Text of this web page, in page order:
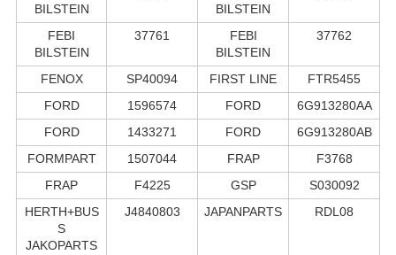
BILSTEIN
BILSTEIN
FEBI
BILSTEIN
37761
FEBI
BILSTEIN
37762
FENOX SP40094 FIRST LINE
FTR5455
FORD
1596574 FORD
6G913280AA
FORD
1433271 FORD
6G913280AB
FORMPART
1507044 FRAP
F3768
FRAP
F4225 GSP
S030092
HERTH+BUS
S
JAKOPARTS
J4840803 JAPANPARTS RDL08